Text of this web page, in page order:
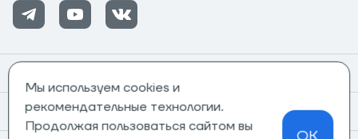
Мы используем cookies и
рекомендательные технологии.
Продолжая пользоваться сайтом вы
Информация